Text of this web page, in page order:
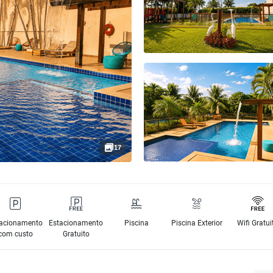
17
custo
Estacionamento
Gratuito
Piscina Piscina Exterior Wifi